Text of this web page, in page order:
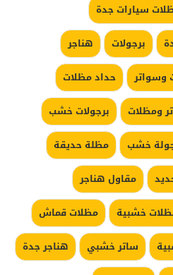
سيارات جدة
برجولات
هناجر
وسواتر
حداد مظلات
ومظلات
برجولات خشب
خشب
مظلة حديقة
مقاول هناجر
خشبية
مظلات قماش
ساتر خشبي
هناجر جدة